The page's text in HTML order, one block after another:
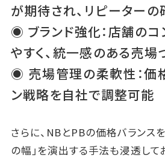
が期待され、リピーター
◉ ブランド強化：店舗のコ
やすく、統一感のある売場
◉ 売場管理の柔軟性：価
ン戦略を自社で調整可能
さらに、NBとPBの価格バランス
の幅」を演出する手法も浸透して